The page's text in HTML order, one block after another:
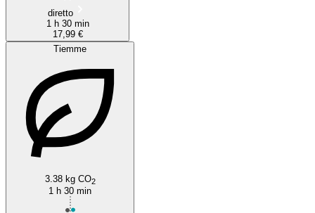
diretto
1 h 30 min
17,99 €
Tiemme
3.38 kg CO2
1 h 30 min